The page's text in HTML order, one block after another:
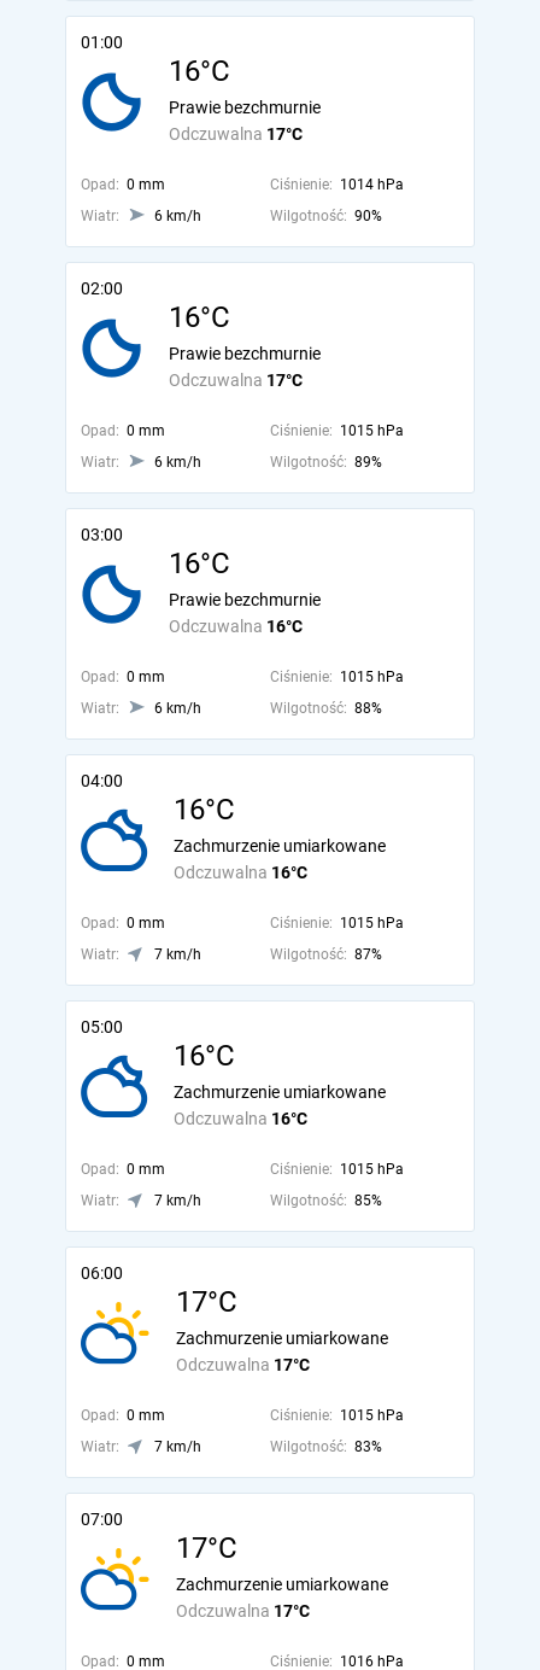
01:00
16°C
Odczuwalna 17°C
Prawie bezchmurnie
Opad: 0 mm Ciśnienie: 1014 hPa
Wiatr:
6 km/h Wilgotność: 90%
02:00
16°C
Odczuwalna 17°C
Prawie bezchmurnie
Opad: 0 mm Ciśnienie: 1015 hPa
Wiatr:
6 km/h Wilgotność: 89%
03:00
16°C
Odczuwalna 16°C
Prawie bezchmurnie
Opad: 0 mm Ciśnienie: 1015 hPa
Wiatr:
6 km/h Wilgotność: 88%
04:00
16°C
Odczuwalna 16°C
Zachmurzenie umiarkowane
Opad: 0 mm Ciśnienie: 1015 hPa
Wiatr:
7 km/h Wilgotność: 87%
05:00
16°C
Odczuwalna 16°C
Zachmurzenie umiarkowane
Opad: 0 mm Ciśnienie: 1015 hPa
Wiatr:
7 km/h Wilgotność: 85%
06:00
17°C
Odczuwalna 17°C
Zachmurzenie umiarkowane
Opad: 0 mm Ciśnienie: 1015 hPa
Wiatr:
7 km/h Wilgotność: 83%
07:00
17°C
Odczuwalna 17°C
Zachmurzenie umiarkowane
Opad: 0 mm Ciśnienie: 1016 hPa